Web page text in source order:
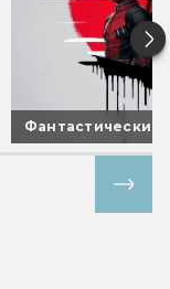
Фантастические